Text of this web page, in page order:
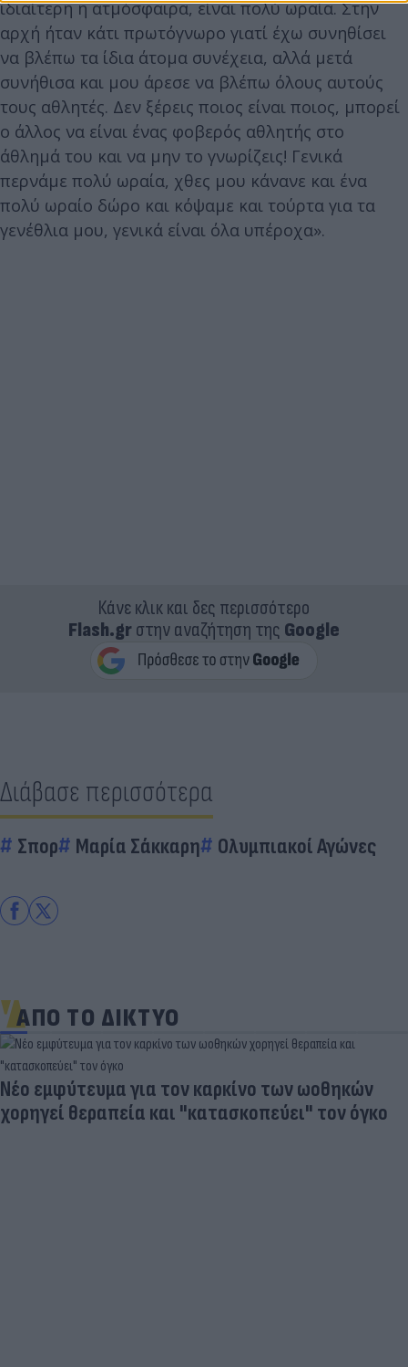
ιδιαίτερη η ατμόσφαιρα, είναι πολύ ωραία. Στην
αρχή ήταν κάτι πρωτόγνωρο γιατί έχω συνηθίσει
να βλέπω τα ίδια άτομα συνέχεια, αλλά μετά
συνήθισα και μου άρεσε να βλέπω όλους αυτούς
τους αθλητές. Δεν ξέρεις ποιος είναι ποιος, μπορεί
ο άλλος να είναι ένας φοβερός αθλητής στο
άθλημά του και να μην το γνωρίζεις! Γενικά
περνάμε πολύ ωραία, χθες μου κάνανε και ένα
πολύ ωραίο δώρο και κόψαμε και τούρτα για τα
γενέθλια μου, γενικά είναι όλα υπέροχα».
Κάνε κλικ και δες περισσότερο
Flash.grστην αναζήτηση της Google
Διάβασε περισσότερα
Σπορ Μαρία Σάκκαρη Ολυμπιακοί Αγώνες
ΑΠΟ ΤΟ ΔΙΚΤΥΟ
Νέο εμφύτευμα για τον καρκίνο των ωοθηκών
χορηγεί θεραπεία και "κατασκοπεύει" τον όγκο